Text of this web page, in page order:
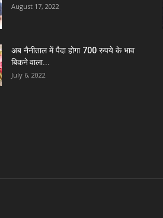
August 17, 2022
अब नैनीताल में पैदा होगा 700 रुपये के भाव
बिकने वाला...
July 6, 2022